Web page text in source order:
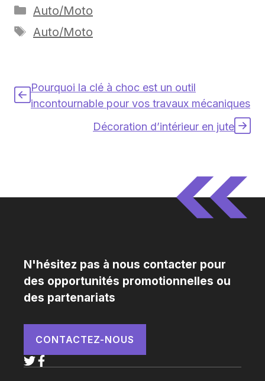
Catégories
Auto/Moto
Étiquettes
Auto/Moto
Pourquoi la clé à choc est un outil
incontournable pour vos travaux mécaniques
Décoration d’intérieur en jute
N'hésitez pas à nous contacter pour
des opportunités promotionnelles ou
des partenariats
CONTACTEZ-NOUS